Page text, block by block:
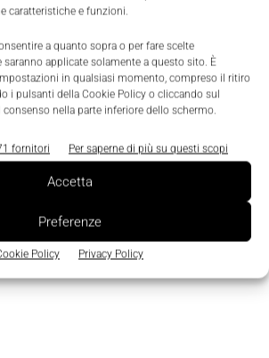
caratteristiche e funzioni.
a quanto sopra o per fare scelte
saranno applicate solamente a questo sito. È
in qualsiasi momento, compreso il ritiro
i pulsanti della Cookie Policy o cliccando sul
nella parte inferiore dello schermo.
fornitori Per saperne di più su questi scopi
Accetta
Preferenze
Policy Privacy Policy
4.0